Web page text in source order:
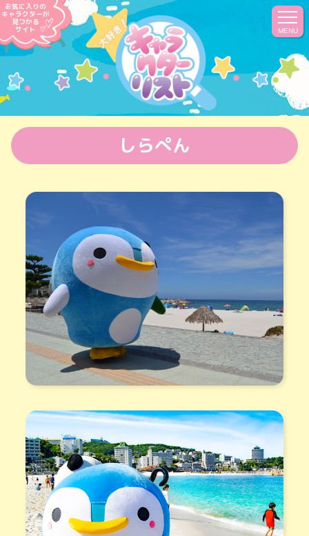
MENU
お気に入りの
キャラクターが
見つかる
サイト
しらぺん